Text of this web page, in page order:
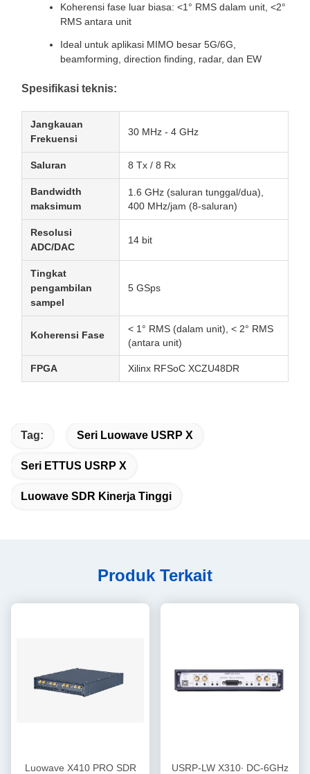
Koherensi fase luar biasa: <1° RMS dalam unit, <2°
RMS antara unit
Ideal untuk aplikasi MIMO besar 5G/6G,
beamforming, direction finding, radar, dan EW
Spesifikasi teknis:
Jangkauan
Frekuensi
30 MHz - 4 GHz
Saluran 8 Tx / 8 Rx
Bandwidth
maksimum
1.6 GHz (saluran tunggal/dua),
400 MHz/jam (8-saluran)
Resolusi
ADC/DAC
14 bit
Tingkat
pengambilan
sampel
5 GSps
Koherensi Fase
< 1° RMS (dalam unit), < 2° RMS
(antara unit)
FPGA Xilinx RFSoC XCZU48DR
Tag: Seri Luowave USRP X
Seri ETTUS USRP X
Luowave SDR Kinerja Tinggi
Produk Terkait
Luowave X410 PRO SDR
USRP-LW X310∙ DC-6GHz